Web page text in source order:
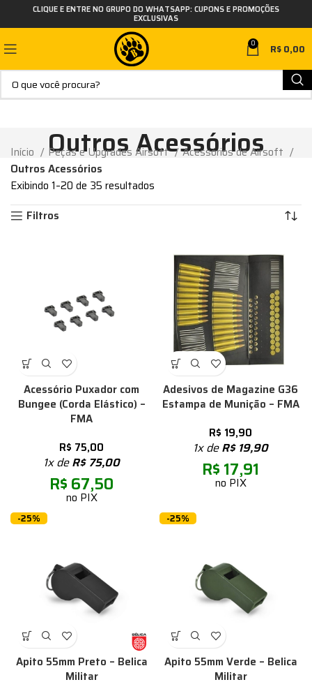
CLIQUE E ENTRE NO GRUPO DO WHATSAPP: CUPONS E PROMOÇÕES
EXCLUSIVAS
0 R$0,00
Outros Acessórios
Início Peças e Upgrades Airsoft
Acessórios de Airsoft
Outros Acessórios
Exibindo 1–20 de 35 resultados
Filtros
Acessório Puxador com
Bungee (Corda Elástico) –
FMA
R$ 75,00
1x deR$75,00
R$ 67,50
no PIX
Adesivos de Magazine G36
Estampa de Munição – FMA
R$ 19,90
1x deR$19,90
R$ 17,91
no PIX
-25%
Apito 55mm Preto – Belica
Militar
-25%
Apito 55mm Verde – Belica
Militar